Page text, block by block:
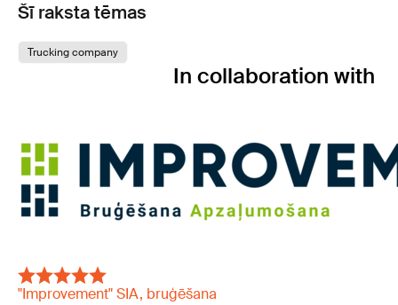
Šī raksta tēmas
Trucking company
In collaboration with
"Improvement" SIA, bruģēšana